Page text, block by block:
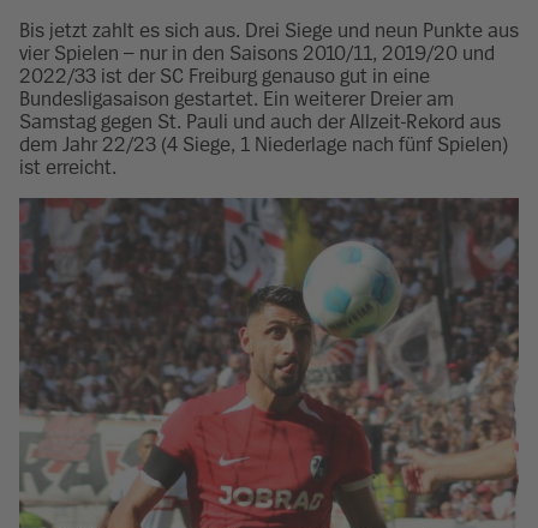
Bis jetzt zahlt es sich aus. Drei Siege und neun Punkte aus
vier Spielen – nur in den Saisons 2010/11, 2019/20 und
2022/33 ist der SC Freiburg genauso gut in eine
Bundesligasaison gestartet. Ein weiterer Dreier am
Samstag gegen St. Pauli und auch der Allzeit-Rekord aus
dem Jahr 22/23 (4 Siege, 1 Niederlage nach fünf Spielen)
ist erreicht.